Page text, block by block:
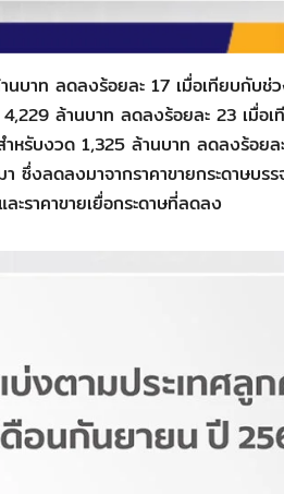
บาท ลดลงร้อยละ 17 เมื่อเทียบกับช่
ล้านบาท ลดลงร้อยละ 23 เมื่อ
หรับงวด 1,325 ล้านบาท ลดลงร้อย
ซึ่งลดลงมาจากราคาขายกระดาษบร
ราคาขายเยื่อกระดาษที่ลดลง